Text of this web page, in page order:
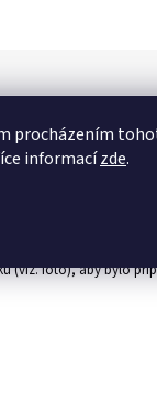
procházením
informacízde.
jednodušší zvedání a
obsahuje 2 ks madla
(viz. foto), aby bylo